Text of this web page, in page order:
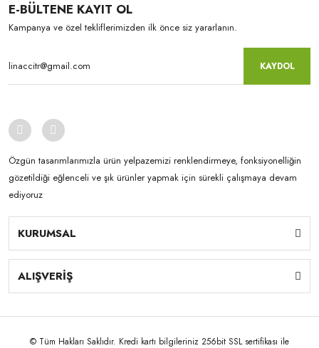
E-BÜLTENE KAYIT OL
Kampanya ve özel tekliflerimizden ilk önce siz yararlanın.
KAYDOL
Özgün tasarımlarımızla ürün yelpazemizi renklendirmeye, fonksiyonelliğin
gözetildiği eğlenceli ve şık ürünler yapmak için sürekli çalışmaya devam
ediyoruz
KURUMSAL
ALIŞVERİŞ
© Tüm Hakları Saklıdır. Kredi kartı bilgileriniz 256bit SSL sertifikası ile